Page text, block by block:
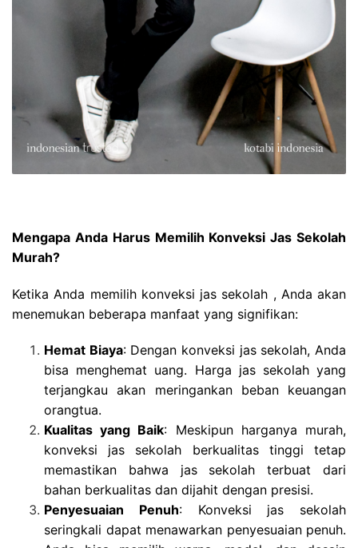
Mengapa Anda Harus Memilih Konveksi Jas Sekolah
Murah?
Ketika Anda memilih konveksi jas sekolah , Anda akan
menemukan beberapa manfaat yang signifikan:
Hemat Biaya: Dengan konveksi jas sekolah, Anda
bisa menghemat uang. Harga jas sekolah yang
terjangkau akan meringankan beban keuangan
orangtua.
Kualitas yang Baik: Meskipun harganya murah,
konveksi jas sekolah berkualitas tinggi tetap
memastikan bahwa jas sekolah terbuat dari
bahan berkualitas dan dijahit dengan presisi.
Penyesuaian Penuh: Konveksi jas sekolah
seringkali dapat menawarkan penyesuaian penuh.